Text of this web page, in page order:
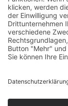
→
Impressum
→
GM Bau
Telefon: